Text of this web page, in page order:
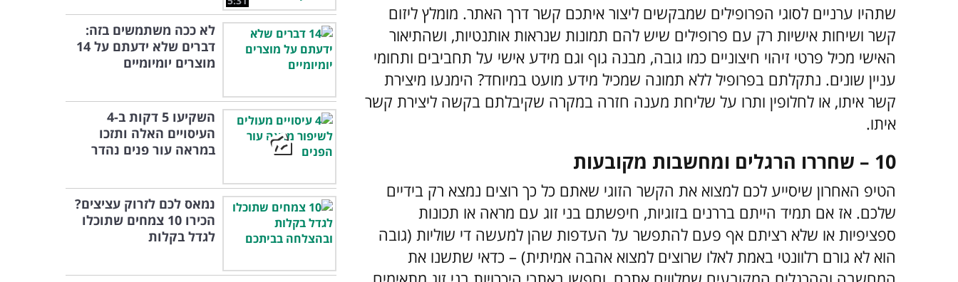
שתהיו ערניים לסוגי הפרופילים שמבקשים ליצור איתכם קשר דרך האתר. מומלץ ליזום
קשר ושיחות אישיות רק עם פרופילים שיש להם תמונות שנראות אותנטיות, ושהתיאור
האישי מכיל פרטי זיהוי חיצוניים כמו גובה, מבנה גוף וגם מידע אישי על תחביבים ותחומי
עניין שונים. נתקלתם בפרופיל ללא תמונה שמכיל מידע מועט במיוחד? הימנעו מיצירת
קשר איתו, או לחלופין ותרו על שליחת מענה חזרה במקרה שקיבלתם בקשה ליצירת קשר
איתו.
10 – שחררו הרגלים ומחשבות מקובעות
הטיפ האחרון שיסייע לכם למצוא את הקשר הזוגי שאתם כל כך רוצים נמצא רק בידיים
שלכם. אז אם תמיד הייתם בררנים בזוגיות, חיפשתם בני זוג עם מראה או תכונות
ספציפיות או שלא רציתם אף פעם להתפשר על העדפות שהן למעשה די שוליות (גובה
הוא לא גורם רלוונטי באמת לאלו שרוצים למצוא אהבה אמיתית) – כדאי שתשנו את
לא ככה משתמשים בזה:
דברים שלא ידעתם על 14
מוצרים יומיומיים
השקיעו 5 דקות ב-4
העיסויים האלה ותזכו
במראה עור פנים נהדר
נמאס לכם לזרוק עציצים?
הכירו 10 צמחים שתוכלו
לגדל בקלות